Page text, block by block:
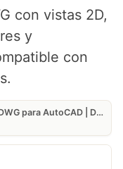
con vistas 2D,
y
con
Bloque CAD de Microondas DWG para AutoCAD | Descarga Gratis